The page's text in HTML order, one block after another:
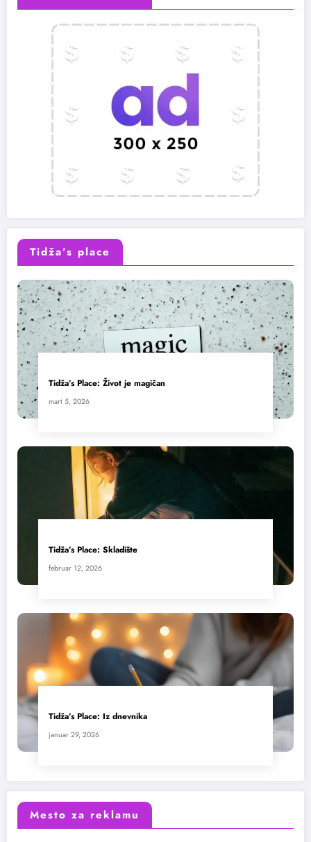
Tidža’s place
Tidža’s Place: Život je magičan
mart 5, 2026
Tidža’s Place: Skladište
februar 12, 2026
Tidža’s Place: Iz dnevnika
januar 29, 2026
Mesto za reklamu